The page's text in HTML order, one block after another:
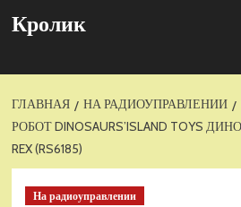
Кролик
ГЛАВНАЯ НА РАДИОУПРАВЛЕНИИ
РОБОТ DINOSAURS’ISLAND TOYS
REX (RS6185)
На радиоуправлении